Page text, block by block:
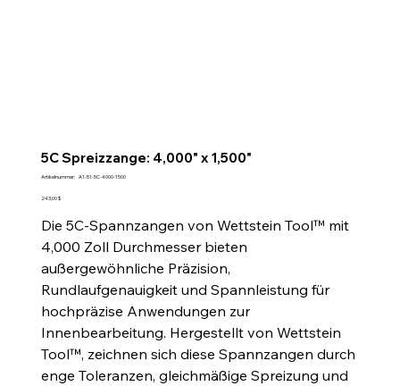
5C Spreizzange: 4,000" x 1,500"
Artikelnummer: Artikelnummer:
1500
A1-51-5C-4000-1500
Preis
243,00 $
Die 5C-Spannzangen von Wettstein Tool™ mit
4,000 Zoll Durchmesser bieten
außergewöhnliche Präzision,
Rundlaufgenauigkeit und Spannleistung für
hochpräzise Anwendungen zur
Innenbearbeitung. Hergestellt von Wettstein
Tool™, zeichnen sich diese Spannzangen durch
enge Toleranzen, gleichmäßige Spreizung und